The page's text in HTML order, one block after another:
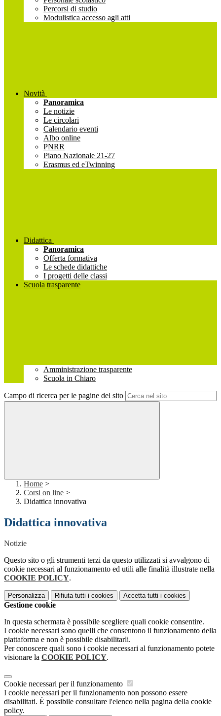
Percorsi di studio
Modulistica accesso agli atti
Novità
Panoramica
Le notizie
Le circolari
Calendario eventi
Albo online
PNRR
Piano Nazionale 21-27
Erasmus ed eTwinning
Didattica
Panoramica
Offerta formativa
Le schede didattiche
I progetti delle classi
Scuola trasparente
Amministrazione trasparente
Scuola in Chiaro
Campo di ricerca per le pagine del sito
Home >
Corsi on line >
Didattica innovativa
Didattica innovativa
Notizie
Questo sito o gli strumenti terzi da questo utilizzati si avvalgono di
cookie necessari al funzionamento ed utili alle finalità illustrate nella
COOKIE POLICY.
Personalizza Rifiuta tutti i cookies Accetta tutti i cookies
Gestione cookie
In questa schermata è possibile scegliere quali cookie consentire.
I cookie necessari sono quelli che consentono il funzionamento della
piattaforma e non è possibile disabilitarli.
Per conoscere quali sono i cookie necessari al funzionamento potete
visionare la COOKIE POLICY.
Cookie necessari per il funzionamento
I cookie necessari per il funzionamento non possono essere
disabilitati. È possibile consultare l'elenco nella pagina della cookie
policy.